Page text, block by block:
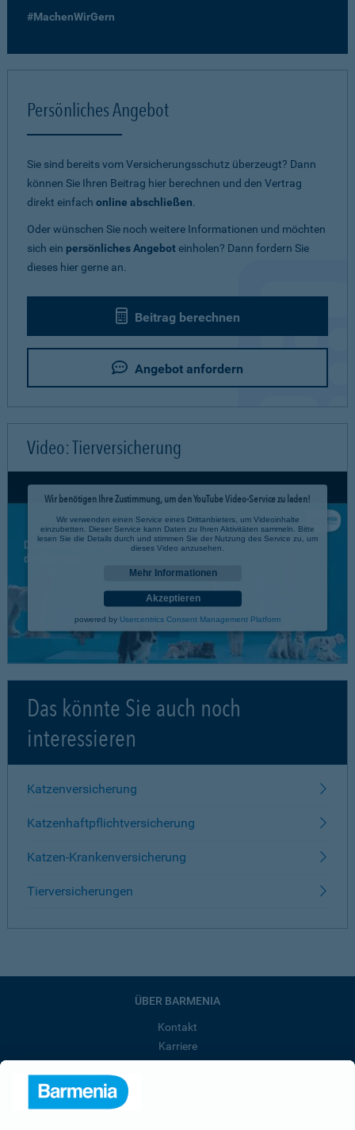
#MachenWirGern
Persönliches Angebot
Sie sind bereits vom Versicherungsschutz überzeugt? Dann
können Sie Ihren Beitrag hier berechnen und den Vertrag
direkt einfach online abschließen.
Oder wünschen Sie noch weitere Informationen und möchten
sich ein persönliches Angeboteinholen? Dann fordern Sie
dieses hier gerne an.
Beitrag berechnen
Angebot anfordern
Video: Tierversicherung
Wir benötigen Ihre Zustimmung, um den YouTube Video-Service zu laden!
Wir verwenden einen Service eines Drittanbieters, um Videoinhalte
einzubetten. Dieser Service kann Daten zu Ihren Aktivitäten sammeln. Bitte
lesen Sie die Details durch und stimmen Sie der Nutzung des Service zu, um
dieses Video anzusehen.
Mehr Informationen
Akzeptieren
powered by Usercentrics Consent Management Platform
Das könnte Sie auch noch
interessieren
Katzenversicherung
Katzenhaftpflichtversicherung
Katzen-Krankenversicherung
Tierversicherungen
ÜBER BARMENIA
Kontakt
Karriere